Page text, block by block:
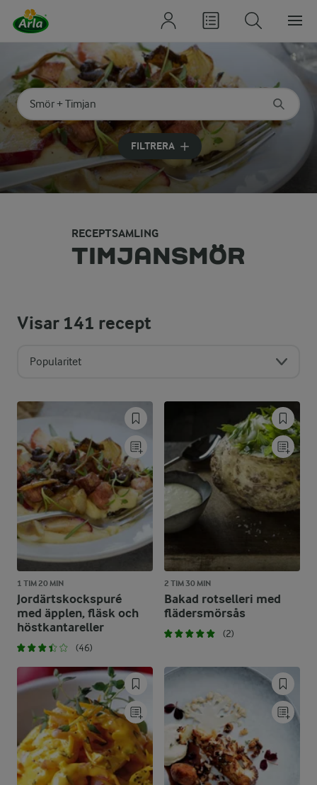
Sök på kategori eller ingrediens
Skriv in sökord för att få förslag
FILTRERA
RECEPTSAMLING
TIMJANSMÖR
Visar141 recept
Popularitet
1 TIM 20 MIN
Jordärtskockspuré
med äpplen, fläsk och
höstkantareller
(46)
2 TIM 30 MIN
Bakad rotselleri med
flädersmörsås
(2)